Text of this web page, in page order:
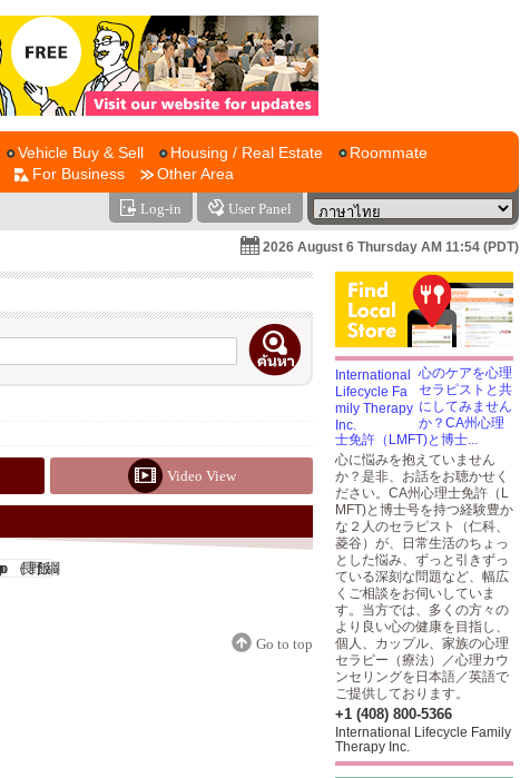
Vehicle Buy & Sell Housing / Real Estate
Roommate
For Business Other Area
Log-in User Panel
2026 August 6 Thursday AM 11:54 (PDT)
Video View
Go to top
心のケアを心理
セラピストと共
にしてみません
か？CA州心理
士免許（LMFT)と博士...
心に悩みを抱えていません
か？是非、お話をお聴かせく
ださい。CA州心理士免許（L
MFT)と博士号を持つ経験豊か
な２人のセラピスト（仁科、
菱谷）が、日常生活のちょっ
とした悩み、ずっと引きずっ
ている深刻な問題など、幅広
くご相談をお伺いしていま
す。当方では、多くの方々の
より良い心の健康を目指し、
個人、カップル、家族の心理
セラピー（療法）／心理カウ
ンセリングを日本語／英語で
ご提供しております。
+1 (408) 800-5366
International Lifecycle Family
Therapy Inc.